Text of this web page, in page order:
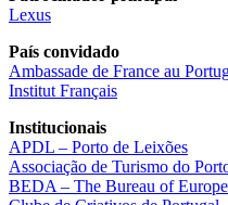
Lexus
País convidado
Ambassade de France au
Institut Français
Institucionais
APDL – Porto de Leixões
Associação de Turismo do
BEDA – The Bureau of